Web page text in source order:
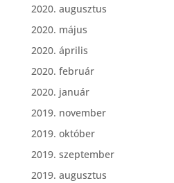
2020. augusztus
2020. május
2020. április
2020. február
2020. január
2019. november
2019. október
2019. szeptember
2019. augusztus